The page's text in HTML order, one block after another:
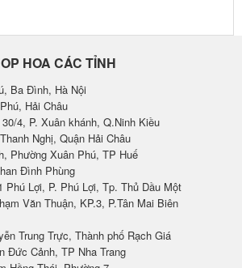
HOA CÁC TỈNH
Ba Đình, Hà Nội
Hải Châu
4, P. Xuân khánh, Q.Ninh Kiều
Nghị, Quận Hải Châu
Phường Xuân Phú, TP Huế
Đình Phùng
Phú Lợi, P. Phú Lợi, Tp. Thủ Dầu Một
Văn Thuận, KP.3, P.Tân Mai Biên
Trung Trực, Thành phố Rạch Giá
Đức Cảnh, TP Nha Trang